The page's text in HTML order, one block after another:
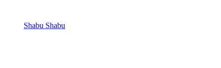
Shabu Shabu